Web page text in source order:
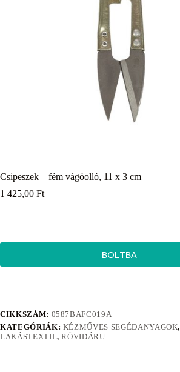
Csipeszek – fém vágóolló, 11 x 3 cm
1 425,00 Ft
BOLTBA
CIKKSZÁM: 0587BAFC019A
KATEGÓRIÁK: KÉZMŰVES SEGÉDANYAGOK,
LAKÁSTEXTIL,RÖVIDÁRU